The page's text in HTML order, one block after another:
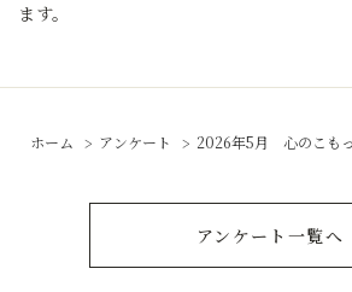
ます。
ホーム アンケート 2026年5月 心のこも
アンケート一覧へ